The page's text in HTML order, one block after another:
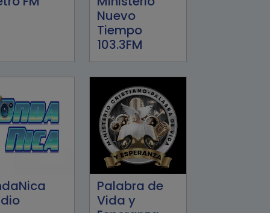
Nuevo
Tiempo
103.3FM
Palabra de
Vida y